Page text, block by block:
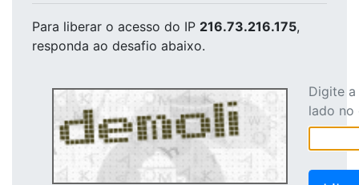
Para liberar o acesso do IP 216.73.216.175,
responda ao desafio abaixo.
Digite
lado no